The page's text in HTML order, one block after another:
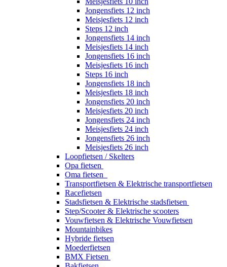
Jongensfiets 12 inch
Meisjesfiets 12 inch
Steps 12 inch
Jongensfiets 14 inch
Meisjesfiets 14 inch
Jongensfiets 16 inch
Meisjesfiets 16 inch
Steps 16 inch
Jongensfiets 18 inch
Meisjesfiets 18 inch
Jongensfiets 20 inch
Meisjesfiets 20 inch
Jongensfiets 24 inch
Meisjesfiets 24 inch
Jongensfiets 26 inch
Meisjesfiets 26 inch
Loopfietsen / Skelters
Opa fietsen
Oma fietsen
Transportfietsen & Elektrische transportfietsen
Racefietsen
Stadsfietsen & Elektrische stadsfietsen
Step/Scooter & Elektrische scooters
Vouwfietsen & Elektrische Vouwfietsen
Mountainbikes
Hybride fietsen
Moederfietsen
BMX Fietsen